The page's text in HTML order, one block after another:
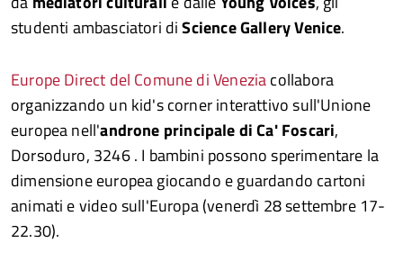
studenti ambasciatori diScience Gallery Venice.
Europe Direct del Comune di Veneziacollabora
organizzando un kid's corner interattivo sull'Unione
europea nell'androne principale di Ca' Foscari,
Dorsoduro, 3246 . I bambini possono sperimentare la
dimensione europea giocando e guardando cartoni
animati e video sull'Europa (venerdì 28 settembre 17-
22.30).